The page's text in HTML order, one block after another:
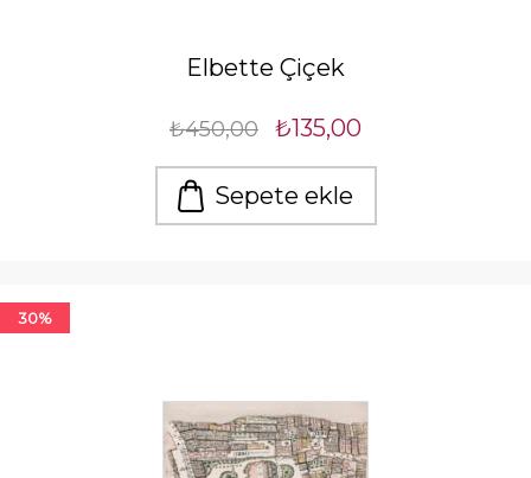
Elbette Çiçek
₺450,00 ₺135,00
Sepete ekle
30%